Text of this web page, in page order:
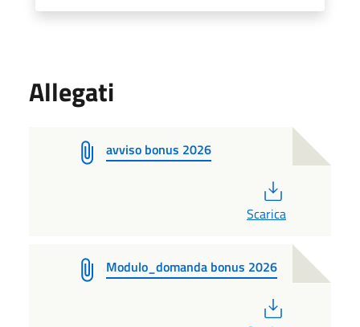
Allegati
avviso bonus 2026
Scarica
Modulo_domanda bonus 2026